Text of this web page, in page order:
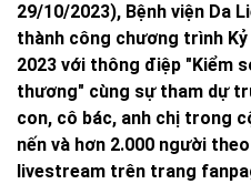
29/10/2023), Bệnh viện Da
thành công chương trình
2023 với thông điệp "Kiểm
thương" cùng sự tham dự
con, cô bác, anh chị trong
nến và hơn 2.000 người
livestream trên trang